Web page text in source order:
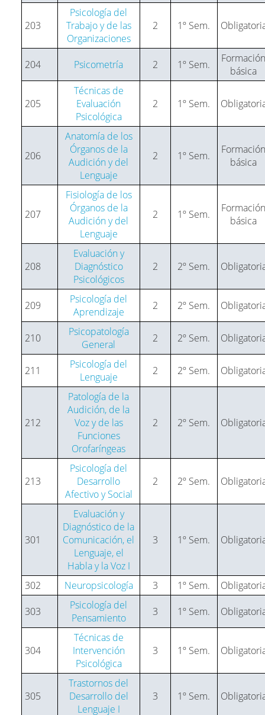
203
Psicología del
Trabajo y de las
Organizaciones
2 1º Sem.
204 Psicometría 2 1º Sem.
básica
205
Técnicas de
Evaluación
Psicológica
2 1º Sem.
206
Anatomía de los
Órganos de la
Audición y del
Lenguaje
2 1º Sem.
básica
207
Fisiología de los
Órganos de la
Audición y del
Lenguaje
2 1º Sem.
básica
208
Evaluación y
Diagnóstico
Psicológicos
2 2º Sem.
209
Psicología del
Aprendizaje
2 2º Sem.
210
Psicopatología
General
2 2º Sem.
211
Psicología del
Lenguaje
2 2º Sem.
212
Patología de la
Audición, de la
Voz y de las
Funciones
Orofaríngeas
2 2º Sem.
213
Psicología del
Desarrollo
Afectivo y Social
2 2º Sem.
301
Evaluación y
Diagnóstico de la
Comunicación, el
Lenguaje, el
Habla y la Voz I
3 1º Sem.
302 Neuropsicología 3 1º Sem.
303
Psicología del
Pensamiento
3 1º Sem.
304
Técnicas de
Intervención
Psicológica
3 1º Sem.
305
Trastornos del
Desarrollo del
Lenguaje I
3 1º Sem.